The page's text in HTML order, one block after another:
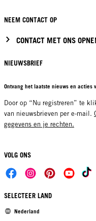
NEEM CONTACT OP
CONTACT MET ONS
NIEUWSBRIEF
Ontvang het laatste nieuws en acties
Door op “Nu registreren” te
van nieuwsbrieven per e-mail.
gegevens en je rechten.
VOLG ONS
SELECTEER LAND
Nederland